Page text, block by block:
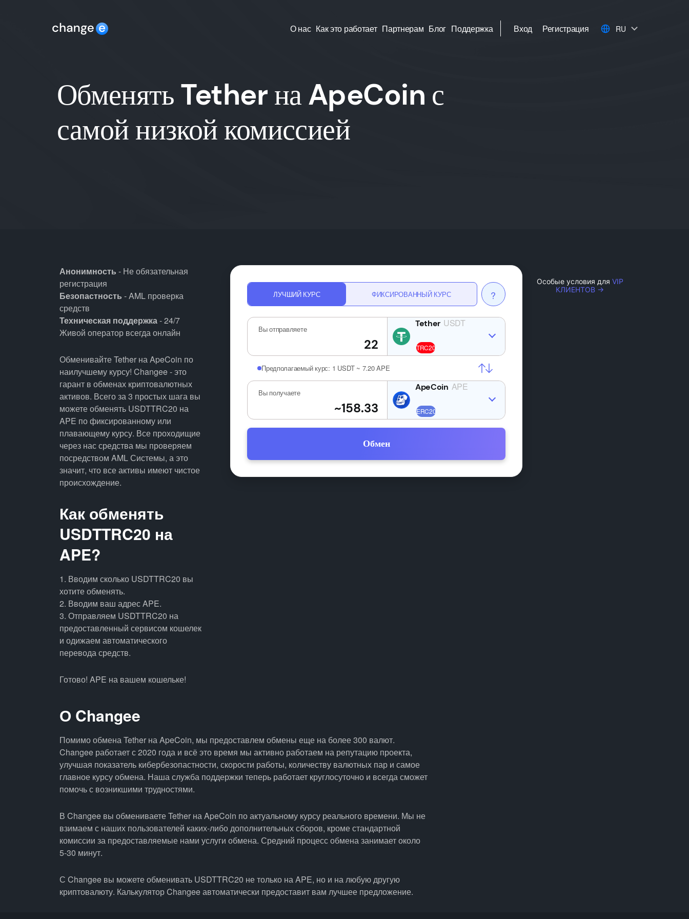
О нас Как это работает Партнерам Блог Поддержка Вход Регистрация RU
Обменять Tether на ApeCoin с
самой низкой комиссией
Анонимность - Не обязательная
регистрация
Безопастность - AML проверка
средств
Техническая поддержка- 24/7
Живой оператор всегда онлайн
Обменивайте Tether на ApeCoin по
наилучшему курсу! Changee - это
гарант в обменах криптовалютных
активов. Всего за 3 простых шага вы
можете обменять USDTTRC20 на
APE по фиксированному или
плавающему курсу. Все проходищие
через нас средства мы проверяем
посредством AML Системы, а это
значит, что все активы имеют чистое
происхождение.
Как обменять
USDTTRC20 на
APE?
1. Вводим сколько USDTTRC20 вы
хотите обменять.
2. Вводим ваш адрес APE.
3. Отправляем USDTTRC20 на
предоставленный сервисом кошелек
и одижаем автоматического
перевода средств.
Готово! APE на вашем кошельке!
ЛУЧШИЙ КУРС ФИКСИРОВАННЫЙ КУРС ?
Вы отправляете
USDT
Предполагаемый курс: 1 USDT ~ 7.20 APE
Вы получаете
APE
Обмен
Особые условия для VIP
КЛИЕНТОВ →
О Changee
Помимо обмена Tether на ApeCoin, мы предоставлем обмены еще на более 300 валют.
Changee работает с 2020 года и всё это время мы активно работаем на репутацию проекта,
улучшая показатель кибербезопастности, скорости работы, количеству валютных пар и самое
главное курсу обмена. Наша служба поддержки теперь работает круглосуточно и всегда сможет
помочь с возникшими трудностями.
В Changee вы обмениваете Tether на ApeCoin по актуальному курсу реального времени. Мы не
взимаем с наших пользователей каких-либо дополнительных сборов, кроме стандартной
комиссии за предоставляемые нами услуги обмена. Средний процесс обмена занимает около
5-30 минут.
С Changee вы можете обменивать USDTTRC20 не только на APE, но и на любую другую
криптовалюту. Калькулятор Changee автоматически предоставит вам лучшее предложение.